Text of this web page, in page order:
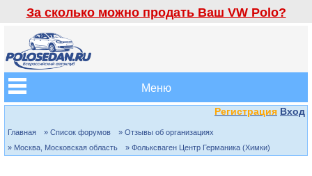
За сколько можно продать Ваш VW Polo?
Меню
Регистрация Вход
Главная » Список форумов
» Отзывы об организациях
» Москва, Московская область
» Фольксваген Центр Германика (Химки)